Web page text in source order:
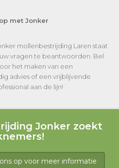
met Jonker
mollenbestrijding Laren staat
vragen te beantwoorden. Bel
het maken van een
advies of een vrijblijvende
aan de lijn!
Jonker zoekt
op voor meer informatie